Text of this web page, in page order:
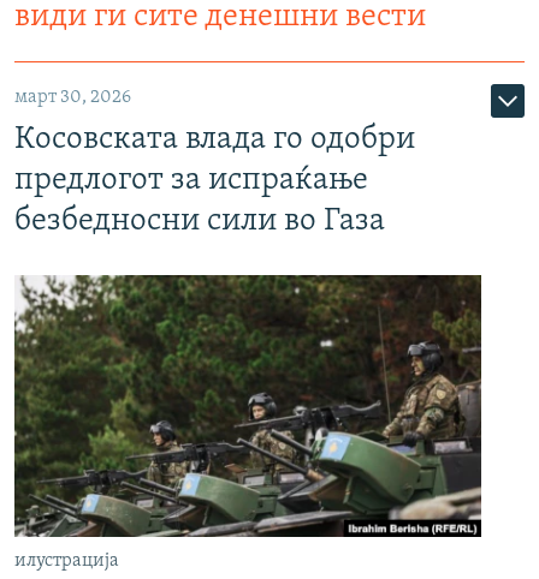
види ги сите денешни вести
март 30, 2026
Косовската влада го одобри
предлогот за испраќање
безбедносни сили во Газа
илустрација